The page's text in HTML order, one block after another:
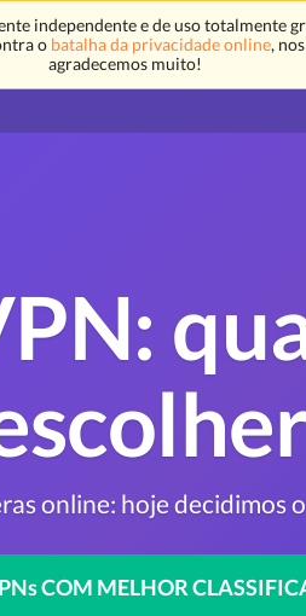
independente e de uso totalmente
o batalha da privacidade online,
agradecemos muito!
online: hoje decidimos
COM MELHOR